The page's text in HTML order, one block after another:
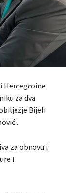
Hercegovine
za dva
Bijeli
za obnovu i
i